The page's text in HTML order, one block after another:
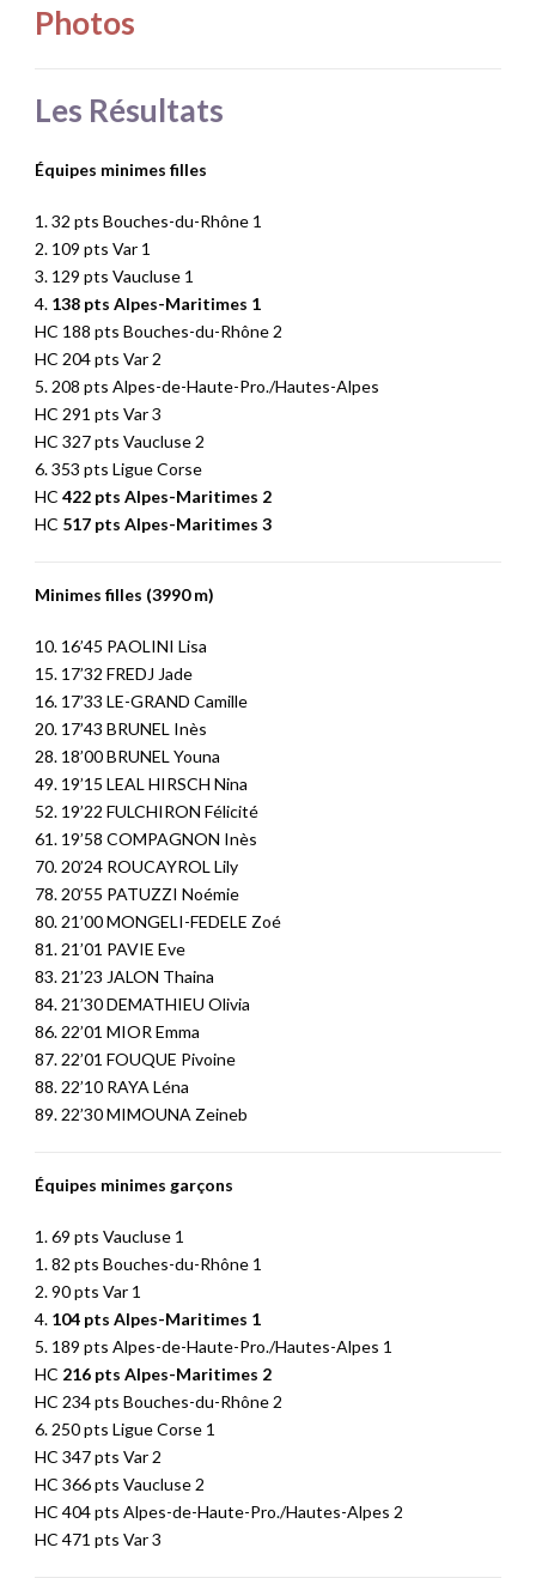
Photos
Les Résultats
Équipes minimes filles
1. 32 pts Bouches-du-Rhône 1
2. 109 pts Var 1
3. 129 pts Vaucluse 1
4. 138 pts Alpes-Maritimes 1
HC 188 pts Bouches-du-Rhône 2
HC 204 pts Var 2
5. 208 pts Alpes-de-Haute-Pro./Hautes-Alpes
HC 291 pts Var 3
HC 327 pts Vaucluse 2
6. 353 pts Ligue Corse
HC 422 pts Alpes-Maritimes 2
HC 517 pts Alpes-Maritimes 3
Minimes filles (3990 m)
10. 16’45 PAOLINI Lisa
15. 17’32 FREDJ Jade
16. 17’33 LE-GRAND Camille
20. 17’43 BRUNEL Inès
28. 18’00 BRUNEL Youna
49. 19’15 LEAL HIRSCH Nina
52. 19’22 FULCHIRON Félicité
61. 19’58 COMPAGNON Inès
70. 20’24 ROUCAYROL Lily
78. 20’55 PATUZZI Noémie
80. 21’00 MONGELI-FEDELE Zoé
81. 21’01 PAVIE Eve
83. 21’23 JALON Thaina
84. 21’30 DEMATHIEU Olivia
86. 22’01 MIOR Emma
87. 22’01 FOUQUE Pivoine
88. 22’10 RAYA Léna
89. 22’30 MIMOUNA Zeineb
Équipes minimes garçons
1. 69 pts Vaucluse 1
1. 82 pts Bouches-du-Rhône 1
2. 90 pts Var 1
4. 104 pts Alpes-Maritimes 1
5. 189 pts Alpes-de-Haute-Pro./Hautes-Alpes 1
HC 216 pts Alpes-Maritimes 2
HC 234 pts Bouches-du-Rhône 2
6. 250 pts Ligue Corse 1
HC 347 pts Var 2
HC 366 pts Vaucluse 2
HC 404 pts Alpes-de-Haute-Pro./Hautes-Alpes 2
HC 471 pts Var 3